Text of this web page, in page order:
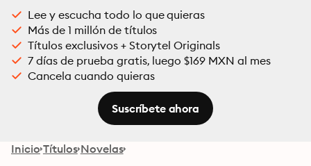
Lee y escucha todo lo que quieras
Más de 1 millón de títulos
Títulos exclusivos + Storytel Originals
7 días de prueba gratis, luego $169 MXN al mes
Cancela cuando quieras
Suscríbete ahora
Inicio Títulos Novelas